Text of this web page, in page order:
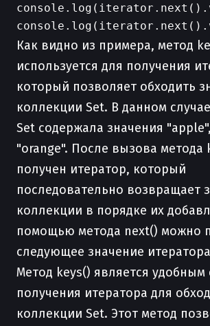
Как видно из примера, метод
используется для получения
который позволяет обходить
коллекции Set. В данном
Set содержала значения
"orange". После вызова метода
получен итератор, который
последовательно возвращает
коллекции в порядке их
помощью метода next() можно
следующее значение
Метод keys() является удобным
получения итератора для
коллекции Set. Этот метод